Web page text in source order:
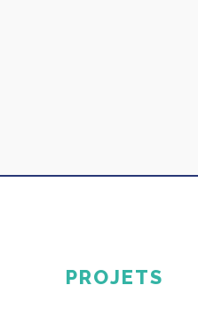
PROJETS